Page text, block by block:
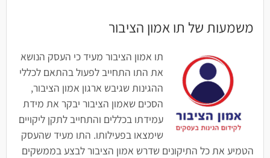
משמעות של תו אמון הציבור
תו אמון הציבור מעיד כי העסק הנושא
את התו התחייב לפעול בהתאם לכללי
ההגינות שגיבש ארגון אמון הציבור,
הסכים שאמון הציבור יבקר את מידת
עמידתו בכללים והתחייב לתקן ליקויים
שימצאו בפעילותו. התו מעיד שהעסק
הטמיע את כל התיקונים שדרש אמון הציבור לבצע בממשקים